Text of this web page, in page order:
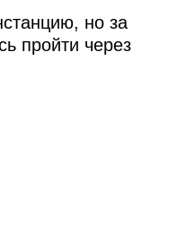
но за
пройти через